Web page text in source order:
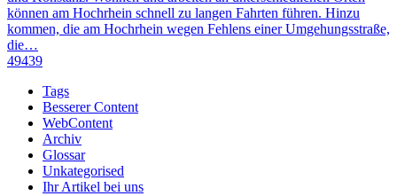
können am Hochrhein schnell zu langen Fahrten führen. Hinzu
kommen, die am Hochrhein wegen Fehlens einer Umgehungsstraße,
die…
49439
Tags
Besserer Content
WebContent
Archiv
Glossar
Unkategorised
Ihr Artikel bei uns